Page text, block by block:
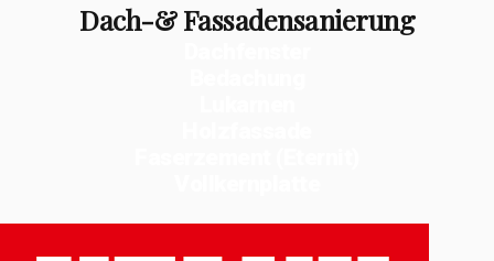
Dach-& Fassadensanierung